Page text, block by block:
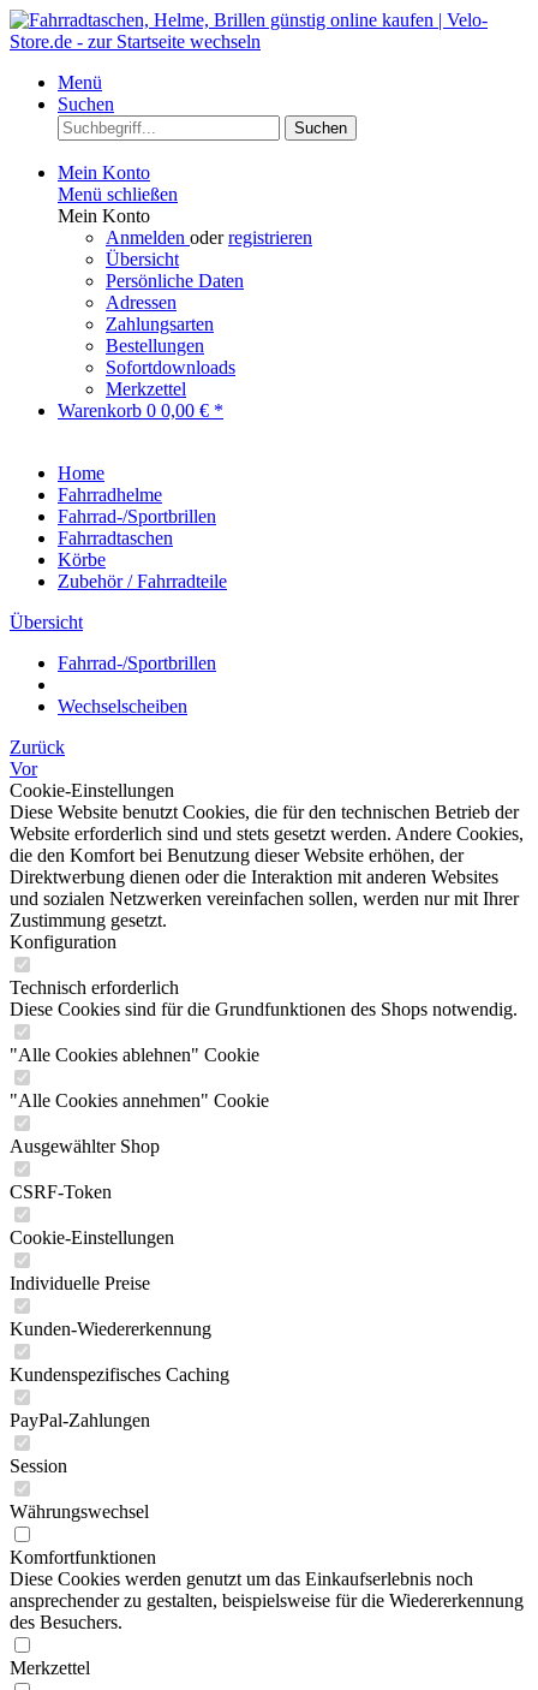
Menü
Suchen
Suchen
Mein Konto
Menü schließen
Mein Konto
Anmelden oderregistrieren
Übersicht
Persönliche Daten
Adressen
Zahlungsarten
Bestellungen
Sofortdownloads
Merkzettel
Warenkorb 0 0,00 € *
Home
Fahrradhelme
Fahrrad-/Sportbrillen
Fahrradtaschen
Körbe
Zubehör / Fahrradteile
Übersicht
Fahrrad-/Sportbrillen
Wechselscheiben
Zurück
Vor
Cookie-Einstellungen
Diese Website benutzt Cookies, die für den technischen Betrieb der
Website erforderlich sind und stets gesetzt werden. Andere Cookies,
die den Komfort bei Benutzung dieser Website erhöhen, der
Direktwerbung dienen oder die Interaktion mit anderen Websites
und sozialen Netzwerken vereinfachen sollen, werden nur mit Ihrer
Zustimmung gesetzt.
Konfiguration
Technisch erforderlich
Diese Cookies sind für die Grundfunktionen des Shops notwendig.
"Alle Cookies ablehnen" Cookie
"Alle Cookies annehmen" Cookie
Ausgewählter Shop
CSRF-Token
Cookie-Einstellungen
Individuelle Preise
Kunden-Wiedererkennung
Kundenspezifisches Caching
PayPal-Zahlungen
Session
Währungswechsel
Komfortfunktionen
Diese Cookies werden genutzt um das Einkaufserlebnis noch
ansprechender zu gestalten, beispielsweise für die Wiedererkennung
des Besuchers.
Merkzettel